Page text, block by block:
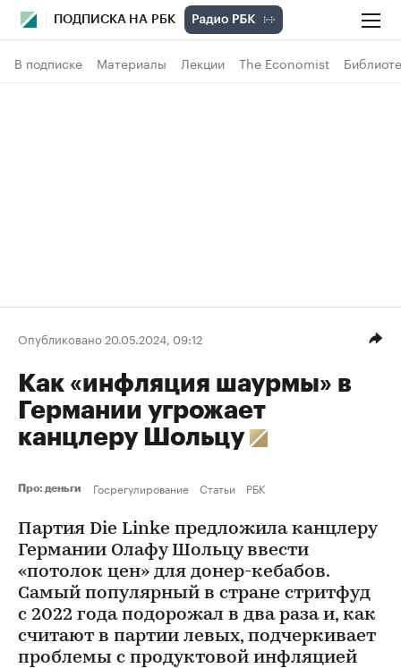
ПОДПИСКА НА РБК
В подписке Материалы Лекции The Economist
Опубликовано 20.05.2024, 09:12
Как «инфляция шаурмы» в
Германии угрожает
канцлеру Шольцу
Про: деньги Госрегулирование Статьи РБК
Партия Die Linke предложила канцлеру
Германии Олафу Шольцу ввести
«потолок цен» для донер-кебабов.
Самый популярный в стране стритфуд
с 2022 года подорожал в два раза и, как
считают в партии левых, подчеркивает
проблемы с продуктовой инфляцией